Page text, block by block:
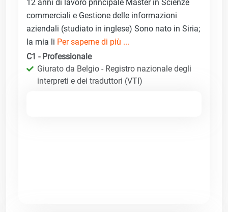
12 anni di lavoro principale Master in Scienze
commerciali e Gestione delle informazioni
aziendali (studiato in inglese) Sono nato in Siria;
la mia li Per saperne di più ...
C1 - Professionale
Giurato da Belgio - Registro nazionale degli
interpreti e dei traduttori (VTI)